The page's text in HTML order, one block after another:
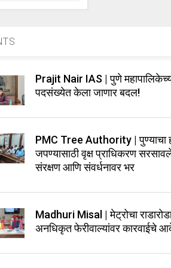
Prajit Nair IAS | पुणे
पदसंख्येत केला जाणार बदल!
PMC Tree Authority | पुण्याचा
जपण्यासाठी वृक्ष प्राधिकरण
संरक्षण आणि संवर्धनावर भर
Madhuri Misal | मेट्रोचा
अनधिकृत फेरीवाल्यांवर कारवाईचे